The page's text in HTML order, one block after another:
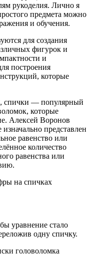
рукоделия. Лично я
предмета можно
и обучения.
для создания
фигурок и
и
построения
которые
спички — популярный
которые
Алексей Воронов
изначально представлен
равенство или
количество
равенства или
на спичках
уравнение стало
одну спичку.